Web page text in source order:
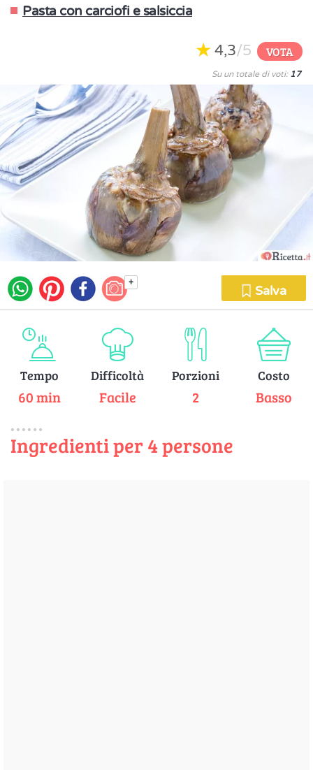
Pasta con carciofi e salsiccia
4,3/5 VOTA
Su un totale di voti: 17
+
Salva
Tempo
60 min
Difficoltà
Facile
Porzioni
2
Costo
Basso
Ingredienti per 4 persone